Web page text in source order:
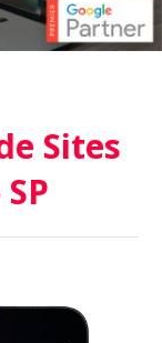
Sites